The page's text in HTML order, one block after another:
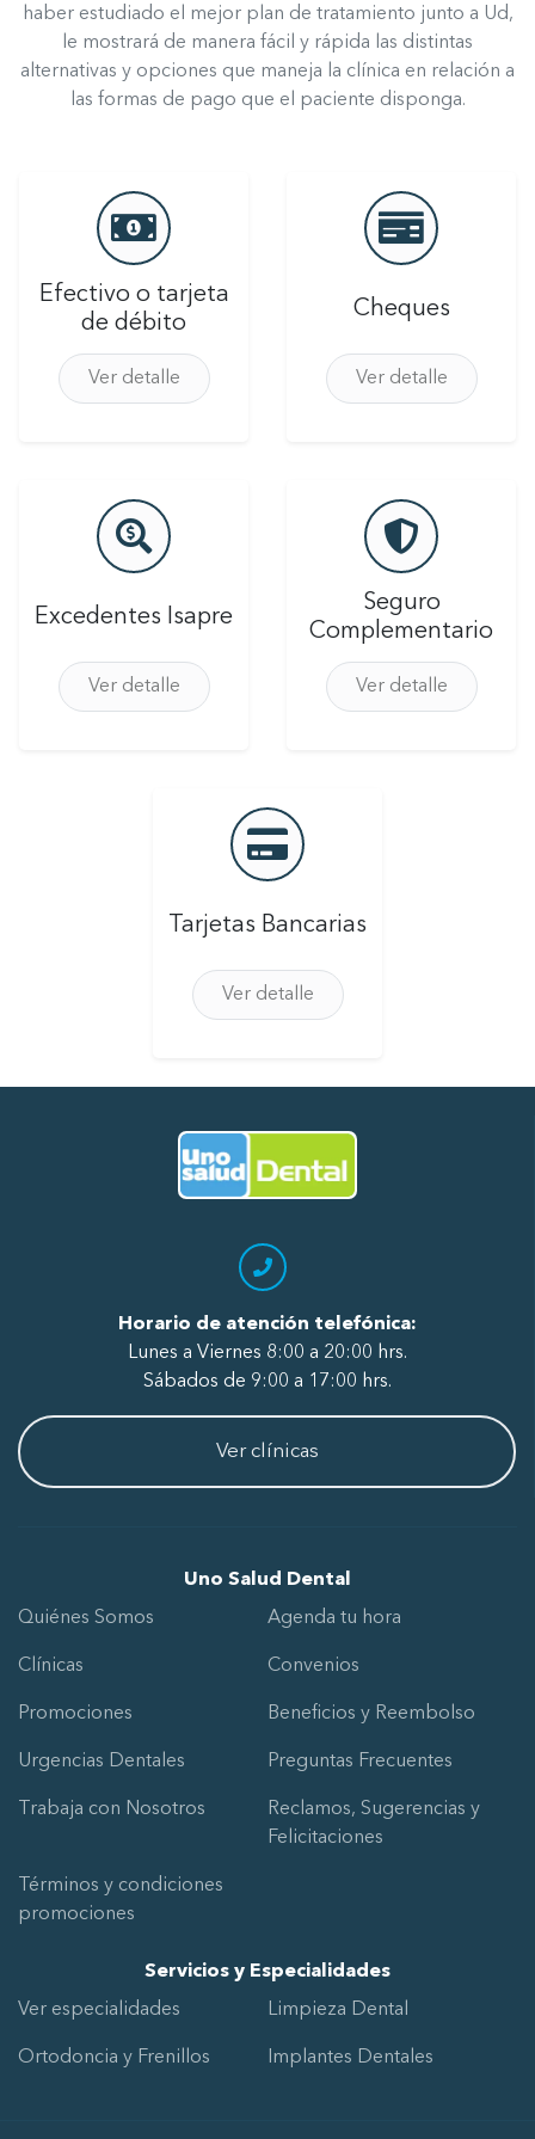
haber estudiado el mejor plan de tratamiento junto a Ud,
le mostrará de manera fácil y rápida las distintas
alternativas y opciones que maneja la clínica en relación a
las formas de pago que el paciente disponga.
Efectivo o tarjeta
de débito
Ver detalle
Cheques
Ver detalle
Excedentes Isapre
Ver detalle
Seguro
Complementario
Ver detalle
Tarjetas Bancarias
Ver detalle
Ir al Inicio
Horario de atención telefónica:
Lunes a Viernes 8:00 a 20:00 hrs.
Sábados de 9:00 a 17:00 hrs.
Ver clínicas
Uno Salud Dental
Quiénes Somos
Agenda tu hora
Clínicas Convenios
Promociones Beneficios y Reembolso
Urgencias Dentales Preguntas Frecuentes
Trabaja con Nosotros
Reclamos, Sugerencias y
Felicitaciones
Términos y condiciones
promociones
Servicios y Especialidades
Ver especialidades
Limpieza Dental
Ortodoncia y Frenillos Implantes Dentales